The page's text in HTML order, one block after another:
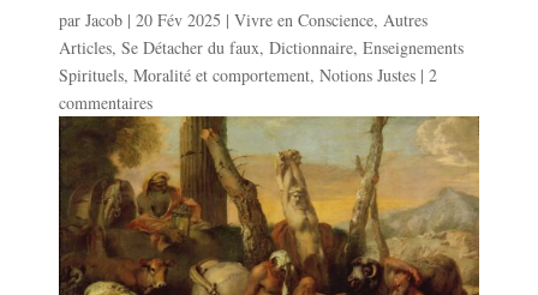
parJacob |20 Fév 2025 |Vivre en Conscience, Autres
Articles,Se Détacher du faux,Dictionnaire,Enseignements
Spirituels,Moralité et comportement,Notions Justes |2
commentaires